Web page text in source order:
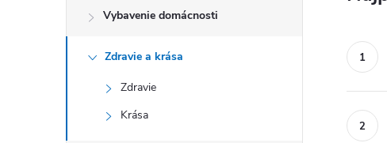
Vybavenie domácnosti
Zdravie a krása
Zdravie
Krása